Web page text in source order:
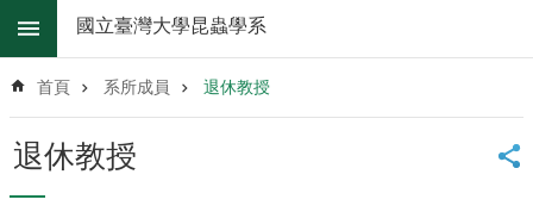
跳到主要內容區塊
階
尋
系
所
國立臺灣大學昆蟲學系
首頁 系所成員 退休教授
退休教授